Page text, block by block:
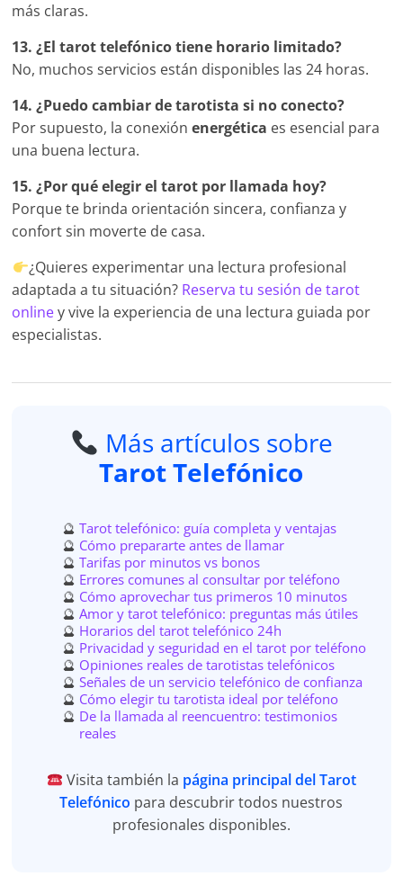
más claras.
13. ¿El tarot telefónico tiene horario limitado?
No, muchos servicios están disponibles las 24 horas.
14. ¿Puedo cambiar de tarotista si no conecto?
Por supuesto, la conexiónenergética es esencial para
una buena lectura.
15. ¿Por qué elegir el tarot por llamada hoy?
Porque te brinda orientación sincera, confianza y
confort sin moverte de casa.
¿Quieres experimentar una lectura profesional
adaptada a tu situación? Reserva tu sesión de tarot
onliney vive la experiencia de una lectura guiada por
especialistas.
Más artículos sobre
Tarot Telefónico
Tarot telefónico: guía completa y ventajas
Cómo prepararte antes de llamar
Tarifas por minutos vs bonos
Errores comunes al consultar por teléfono
Cómo aprovechar tus primeros 10 minutos
Amor y tarot telefónico: preguntas más útiles
Horarios del tarot telefónico 24h
Privacidad y seguridad en el tarot por teléfono
Opiniones reales de tarotistas telefónicos
Señales de un servicio telefónico de confianza
Cómo elegir tu tarotista ideal por teléfono
De la llamada al reencuentro: testimonios
reales
Visita también la página principal del Tarot
Telefónico para descubrir todos nuestros
profesionales disponibles.